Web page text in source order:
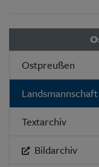
Ostpreußen
Textarchiv
Bildarchiv